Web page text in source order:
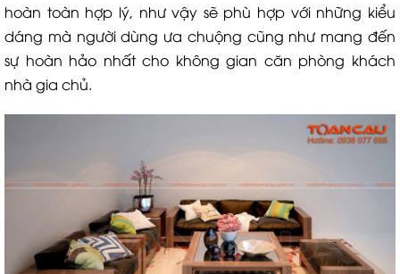
hoàn toàn hợp lý, như vậy sẽ phù hợp với những kiểu
dáng mà người dùng ưa chuộng cũng như mang đến
sự hoàn hảo nhất cho không gian căn phòng khách
nhà gia chủ.